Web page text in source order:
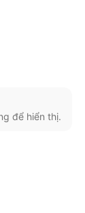
để hiển thị.